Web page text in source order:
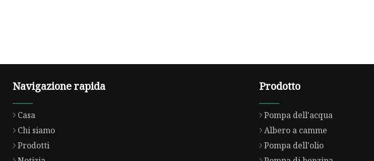
Navigazione rapida
Casa
Chi siamo
Prodotti
Prodotto
Pompa dell'acqua
Albero a camme
Pompa dell'olio